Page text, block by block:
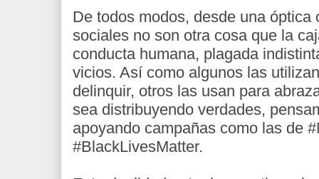
De todos modos, desde una óptica
sociales no son otra cosa que la
conducta humana, plagada
vicios. Así como algunos las
delinquir, otros las usan para
sea distribuyendo verdades,
apoyando campañas como las de
#BlackLivesMatter.